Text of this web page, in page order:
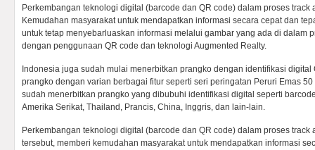
Perkembangan teknologi digital (barcode dan QR code) dalam proses track
Kemudahan masyarakat untuk mendapatkan informasi secara cepat dan
untuk tetap menyebarluaskan informasi melalui gambar yang ada di dalam
dengan penggunaan QR code dan teknologi Augmented Realty.
Indonesia juga sudah mulai menerbitkan prangko dengan identifikasi digital
prangko dengan varian berbagai fitur seperti seri peringatan Peruri Emas
sudah menerbitkan prangko yang dibubuhi identifikasi digital seperti
Amerika Serikat, Thailand, Prancis, China, Inggris, dan lain-lain.
Perkembangan teknologi digital (barcode dan QR code) dalam proses track
tersebut, memberi kemudahan masyarakat untuk mendapatkan informasi